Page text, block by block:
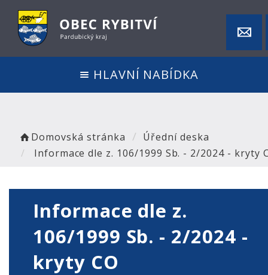
HLAVNÍ NABÍDKA
Domovská stránka
Úřední deska
Informace dle z. 106/1999 Sb. - 2/2024 - kryty
Informace dle z.
106/1999 Sb. - 2/2024 -
kryty CO